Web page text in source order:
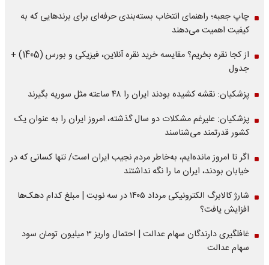
چاپ جعبه؛ راهنمای انتخاب بسته‌بندی حرفه‌ای برای برندهایی که به
کیفیت اهمیت می‌دهند
از کجا نقره بخریم؟ مقایسه خرید نقره آنلاین، فیزیکی و بورس (1405) +
جدول
پزشکیان: نقشه کشیده بودند ایران را ۴۸ ساعته مثل سوریه بگیرند
پزشکیان: علیرغم مشکلات دو سال گذشته، امروز ایران را به عنوان یک
کشور قدرتمند می‌شناسند
اگر تا امروز مانده‌ایم، به‌خاطر مردم نجیب ایران است/ تنها کسانی که در
خیابان بودند، ایران ما را نگه نداشتند
شارژ کالابرگ الکترونیکی مرداد ۱۴۰۵ در سه نوبت | مبلغ کدام دهک‌ها
افزایش یافت؟
غافلگیری دارندگان سهام عدالت | احتمال واریز ۳ میلیون تومان سود
سهام عدالت